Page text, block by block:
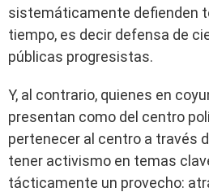
sistemáticamente defienden
tiempo, es decir defensa de
públicas progresistas.
Y, al contrario, quienes en
presentan como del centro
pertenecer al centro a través
tener activismo en temas
tácticamente un provecho: